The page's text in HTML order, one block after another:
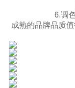
6.调
成熟的品牌品质